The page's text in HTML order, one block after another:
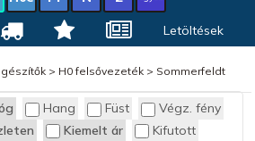
Letöltések
> H0 felsővezeték> Sommerfeldt
Hang Füst
Végz. fény
Kiemelt ár Kifutott